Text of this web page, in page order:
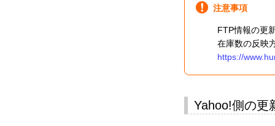
注意事項
FTP情報の更
在庫数の反映
https://
Yahoo!側の更